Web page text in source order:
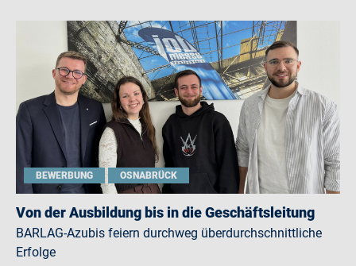
BEWERBUNG OSNABRÜCK
Von der Ausbildung bis in die Geschäftsleitung
BARLAG-Azubis feiern durchweg überdurchschnittliche
Erfolge